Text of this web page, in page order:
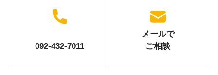
092-432-7011
メールで
ご相談